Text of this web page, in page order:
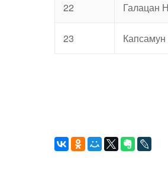
22 Галацан
23